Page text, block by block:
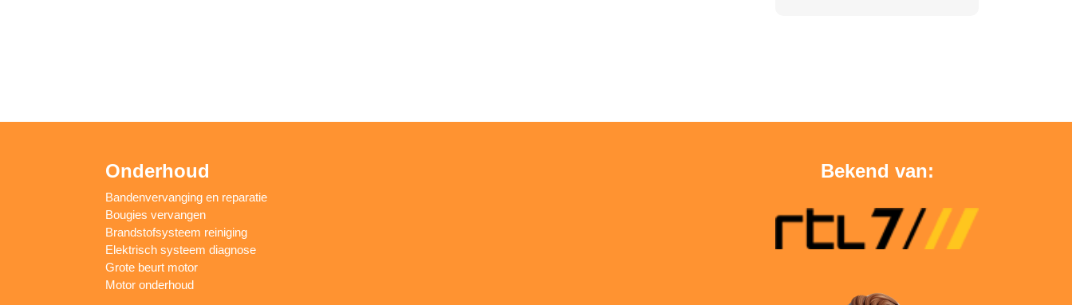
Onderhoud
Bandenvervanging en reparatie
Bougies vervangen
Brandstofsysteem reiniging
Elektrisch systeem diagnose
Grote beurt motor
Motor onderhoud
Bekend van: